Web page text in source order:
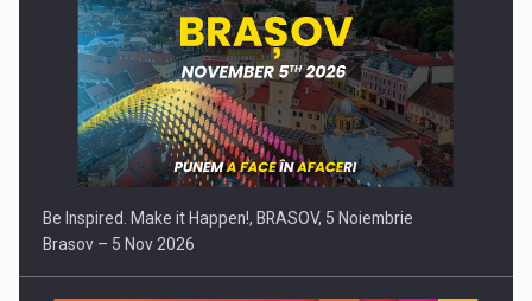
Be Inspired. Make it Happen!, BRASOV, 5 Noiembrie
Brasov – 5 Nov 2026